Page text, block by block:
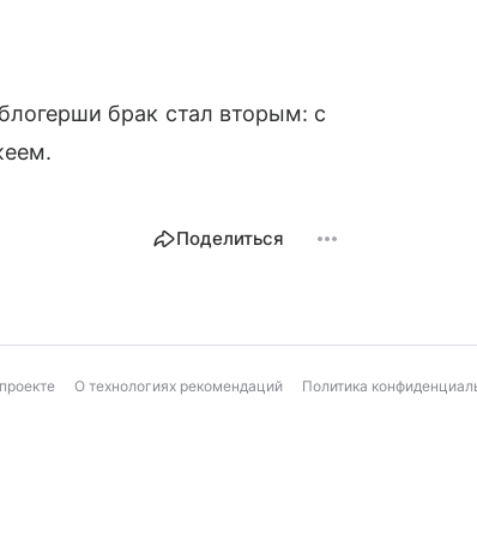
брак стал вторым: с
Поделиться
О технологиях рекомендаций Политика